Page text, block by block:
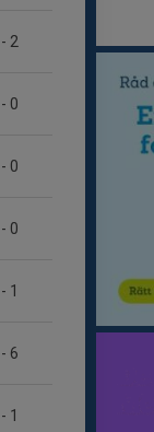
- 2
- 0
- 0
- 0
- 1
- 6
- 1